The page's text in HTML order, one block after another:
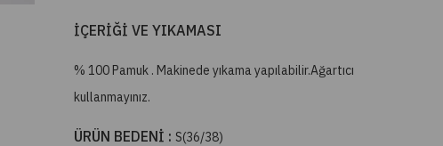
İÇERİĞİ VE YIKAMASI
% 100 Pamuk . Makinede yıkama yapılabilir.Ağartıcı
kullanmayınız.
ÜRÜN BEDENİ :S(36/38)